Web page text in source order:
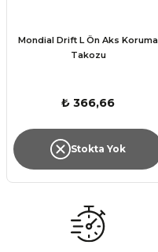
Mondial Drift L Ön Aks Koruma
Takozu
₺ 366,66
Stokta Yok